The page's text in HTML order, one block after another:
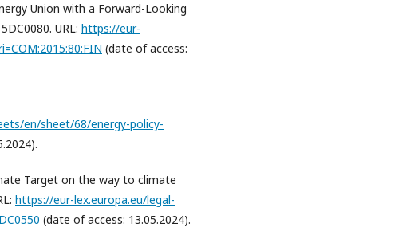
Union with a Forward-Looking
URL: https://eur-
(date of access:
en/sheet/68/energy-policy-
Target on the way to climate
https://eur-lex.europa.eu/legal-
(date of access: 13.05.2024).